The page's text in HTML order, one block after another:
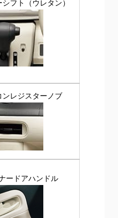
フト（ウレタン）
レジスターノブ
ードアハンドル